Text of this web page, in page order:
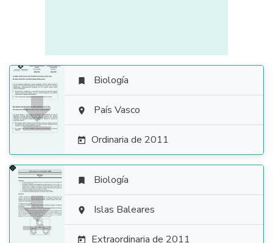

 Biología
 País Vasco
 Ordinaria de 2011

 Biología
 Islas Baleares
 Extraordinaria de 2011